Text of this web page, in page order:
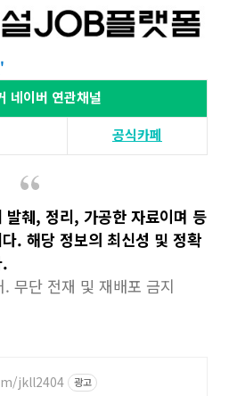
'​​
네이버 연관채널
공식카페
발췌, 정리, 가공한 자료이며 등
. 해당 정보의 최신성 및 정확
단 전재 및 재배포 금지
jkll2404 광고